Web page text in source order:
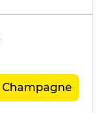
Champagne